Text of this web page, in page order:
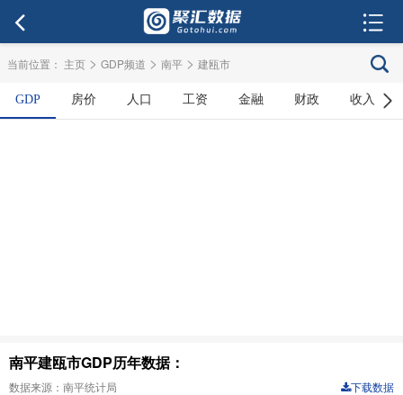
当前位置： 主页 > GDP频道 > 南平 > 建瓯市
GDP 房价 人口 工资 金融 财政 收入
南平建瓯市GDP历年数据：
数据来源：南平统计局
下载数据